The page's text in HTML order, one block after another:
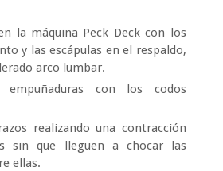
la máquina Peck Deck con los
y las escápulas en el respaldo,
arco lumbar.
empuñaduras con los codos
realizando una contracción
sin que lleguen a chocar las
ellas.